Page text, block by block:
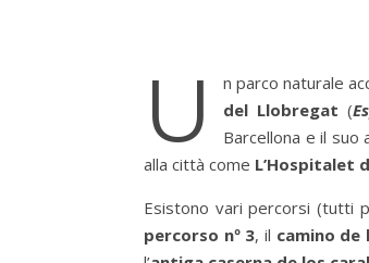
U n parco naturale
del Llobregat (
Barcellona e il suo
alla città come L’Hospitalet
Esistono vari percorsi (tutti
percorso nº 3, il camino de